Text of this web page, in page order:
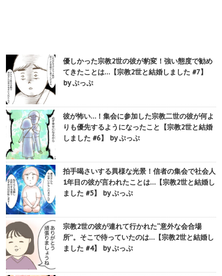
優しかった宗教2世の彼が豹変！強い態度で勧め
てきたことは…【宗教2世と結婚しました #7】
by ぷっぷ
彼が怖い…！集会に参加した宗教二世の彼が何よ
りも優先するようになったこと【宗教2世と結婚
しました #6】 by ぷっぷ
拍手喝さいする異様な光景！信者の集会で社会人
1年目の彼が言われたことは…【宗教2世と結婚し
ました #5】 by ぷっぷ
宗教2世の彼が連れて行かれた“意外な会合場
所”。そこで待っていたのは…【宗教2世と結婚し
ました #4】 by ぷっぷ